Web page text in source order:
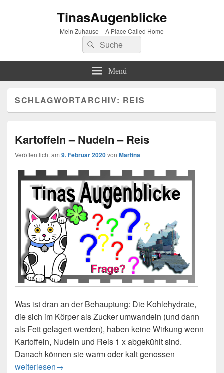
TinasAugenblicke
Mein Zuhause – A Place Called Home
Suchen
nach:
Suchen
Menü
SCHLAGWORTARCHIV: REIS
Kartoffeln – Nudeln – Reis
Veröffentlicht am 9. Februar 2020von Martina
Was ist dran an der Behauptung: Die Kohlehydrate,
die sich im Körper als Zucker umwandeln (und dann
als Fett gelagert werden), haben keine Wirkung wenn
Kartoffeln, Nudeln und Reis 1 x abgekühlt sind.
Danach können sie warm oder kalt genossen
Kartoffeln – Nudeln – Reis
weiterlesen→